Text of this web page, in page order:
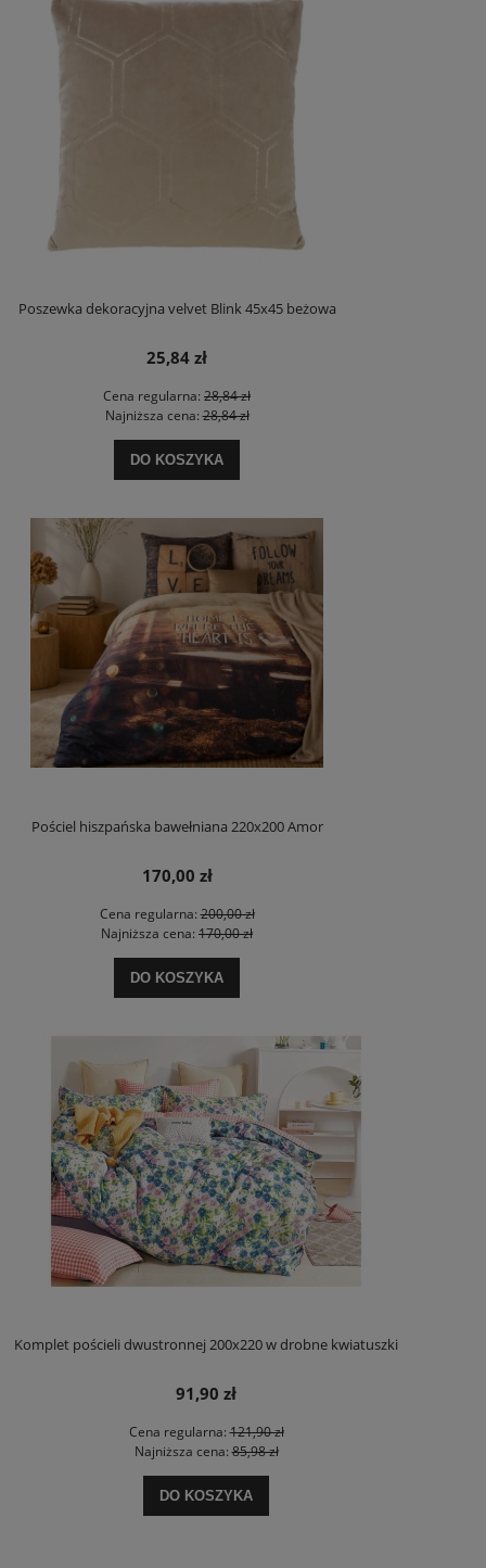
Poszewka dekoracyjna velvet Blink 45x45 beżowa
25,84 zł
Cena regularna: 28,84 zł
Najniższa cena:28,84 zł
DO KOSZYKA
Pościel hiszpańska bawełniana 220x200 Amor
170,00 zł
Cena regularna:200,00 zł
Najniższa cena: 170,00 zł
DO KOSZYKA
Komplet pościeli dwustronnej 200x220 w drobne kwiatuszki
91,90 zł
Cena regularna:121,90 zł
Najniższa cena:85,98 zł
DO KOSZYKA